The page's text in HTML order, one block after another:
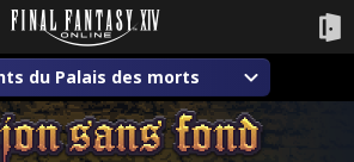
du Palais des morts